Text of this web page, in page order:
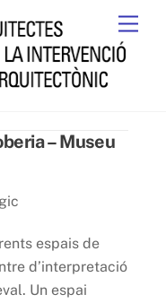
– Museu
espais de
d’interpretació
Un espai